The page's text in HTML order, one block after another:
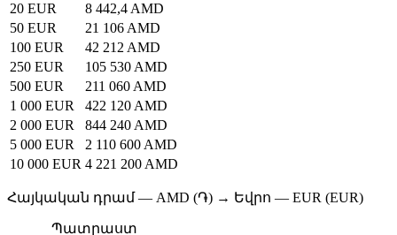
20 EUR
8 442,4 AMD
50 EUR
21 106 AMD
100 EUR
42 212 AMD
250 EUR
105 530 AMD
500 EUR
211 060 AMD
1 000 EUR
422 120 AMD
2 000 EUR
844 240 AMD
5 000 EUR
2 110 600 AMD
10 000 EUR 4 221 200 AMD
Հայկական դրամ — AMD (֏) → Եվրո — EUR (EUR)
Պատրաստ